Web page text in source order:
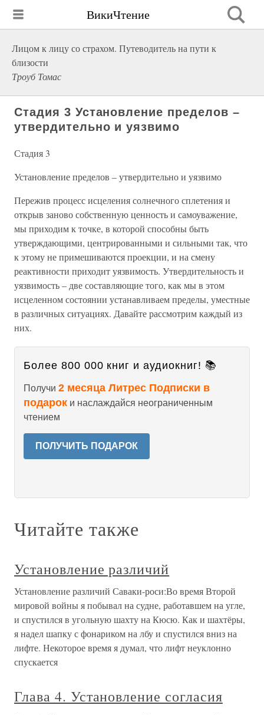
ВикиЧтение
Лицом к лицу со страхом. Путеводитель на пути к
близости
Троуб Томас
Стадия 3 Установление пределов –
утвердительно и уязвимо
Стадия 3
Установление пределов – утвердительно и уязвимо
Пережив процесс исцеления солнечного сплетения и
открыв заново собственную ценность и самоуважение,
мы приходим к точке, в которой способны быть
утверждающими, центрированными и сильными так, что
к этому не примешиваются проекции, и на смену
реактивности приходит уязвимость. Утвердительность и
уязвимость – две составляющие того, как мы в этом
исцеленном состоянии устанавливаем пределы, уместные
в различных ситуациях. Давайте рассмотрим каждый из
них.
Более 800 000 книг и аудиокниг! 📚
Получи 2 месяца Литрес Подписки в
подарок и наслаждайся неограниченным
чтением
ПОЛУЧИТЬ ПОДАРОК
Читайте также
Установление различий
Установление различий Саваки-роси:Во время Второй
мировой войны я побывал на судне, работавшем на угле,
и спустился в угольную шахту на Кюсю. Как и шахтёры,
я надел шапку с фонариком на лбу и спустился вниз на
лифте. Некоторое время я думал, что лифт неуклонно
спускается
Глава 4. Установление согласия